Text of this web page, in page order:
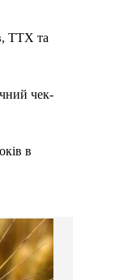
ТТХ та
чек-
в